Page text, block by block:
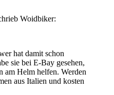
Woidbiker:
hat damit schon
sie bei E-Bay gesehen,
am Helm helfen. Werden
aus Italien und kosten